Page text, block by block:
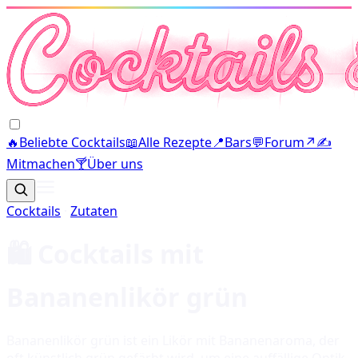
🔥Beliebte Cocktails📖Alle Rezepte📍Bars💬Forum↗✍️
Mitmachen🍸Über uns
Cocktails Zutaten